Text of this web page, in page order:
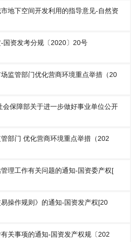
地下空间开发利用的指导意见-自然资
国资发考分规〔2020〕20号
监管部门优化营商环境重点举措（20
保障部关于进一步做好事业单位公开
部门 优化营商环境重点举措（202
理工作有关问题的通知-国资委产权[
操作规则》的通知-国资发产权[20
关事项的通知-国资发产权规〔202